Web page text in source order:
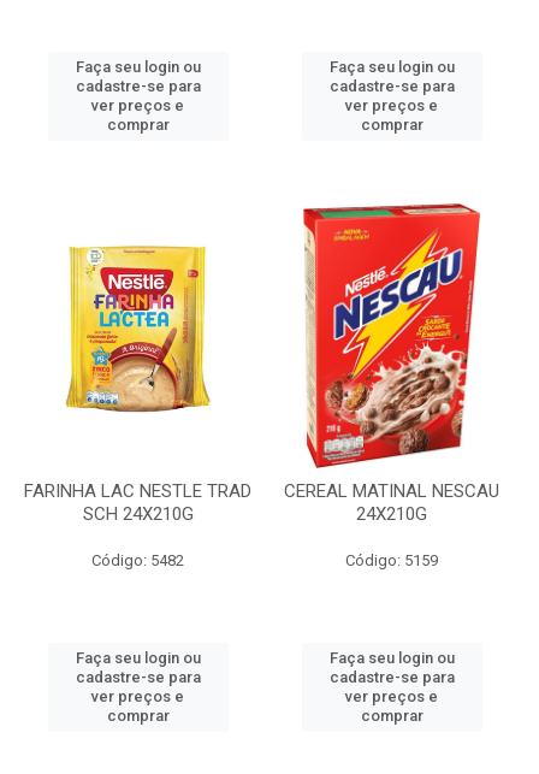
Faça seu login ou
cadastre-se para
ver preços e
comprar
Faça seu login ou
cadastre-se para
ver preços e
comprar
FARINHA LAC NESTLE TRAD
SCH 24X210G
Código: 5482
Faça seu login ou
cadastre-se para
ver preços e
comprar
CEREAL MATINAL NESCAU
24X210G
Código: 5159
Faça seu login ou
cadastre-se para
ver preços e
comprar